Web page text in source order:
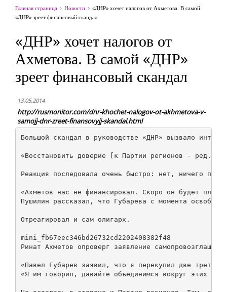
Главная страница Новости
«ДНР» хочет налогов от Ахметова. В самой
«ДНР» зреет финансовый скандал
«ДНР» хочет налогов от
Ахметова. В самой «ДНР»
зреет финансовый скандал
13.05.2014
http://rusmonitor.com/dnr-khochet-nalogov-ot-akhmetova-v-
samojj-dnr-zreet-finansovyjj-skandal.html
Большой скандал в руководстве «ДНР» вызвало
«Восстановить доверие [к Партии регионов - ред.
Реакция последовала очень быстро: нет, ничего
«Ахметов нас не финансировал. Скоро он будет
Пушилин рассказал, что Губарева с момента
Отреагировал и сам олигарх.
mini_fb67eec346bd26732cd2202408382f48
Ринат Ахметов опроверг заявление
«Павел Губарев заявил, что я перекупил две трети
«Я им говорил, давайте объединимся вокруг этих